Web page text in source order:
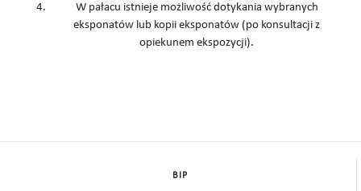
W pałacu istnieje możliwość dotykania wybranych
eksponatów lub kopii eksponatów (po konsultacji z
opiekunem ekspozycji).
BIP